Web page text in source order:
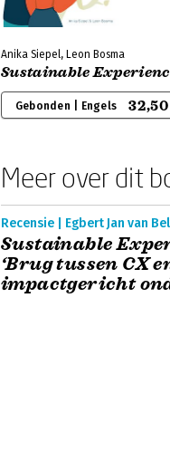
Anika Siepel, Leon Bosma
Sustainable
Gebonden | Engels 32,50
Meer over dit
Recensie | Egbert Jan van Bel
Sustainable
‘Brug tussen CX
impactgericht